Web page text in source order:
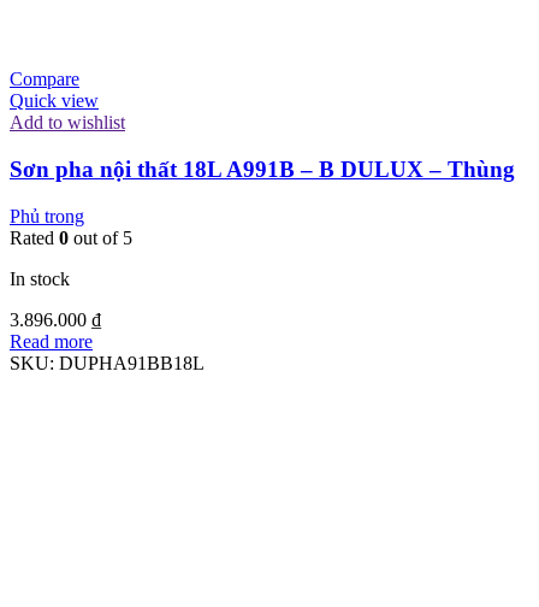
Compare
Quick view
Add to wishlist
Sơn pha nội thất 18L A991B – B DULUX – Thùng
Phủ trong
Rated 0 out of 5
In stock
3.896.000 ₫
Read more
SKU: DUPHA91BB18L